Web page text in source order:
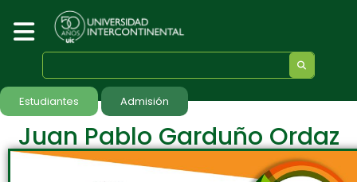
Estudiantes Admisión
Juan Pablo Garduño Ordaz